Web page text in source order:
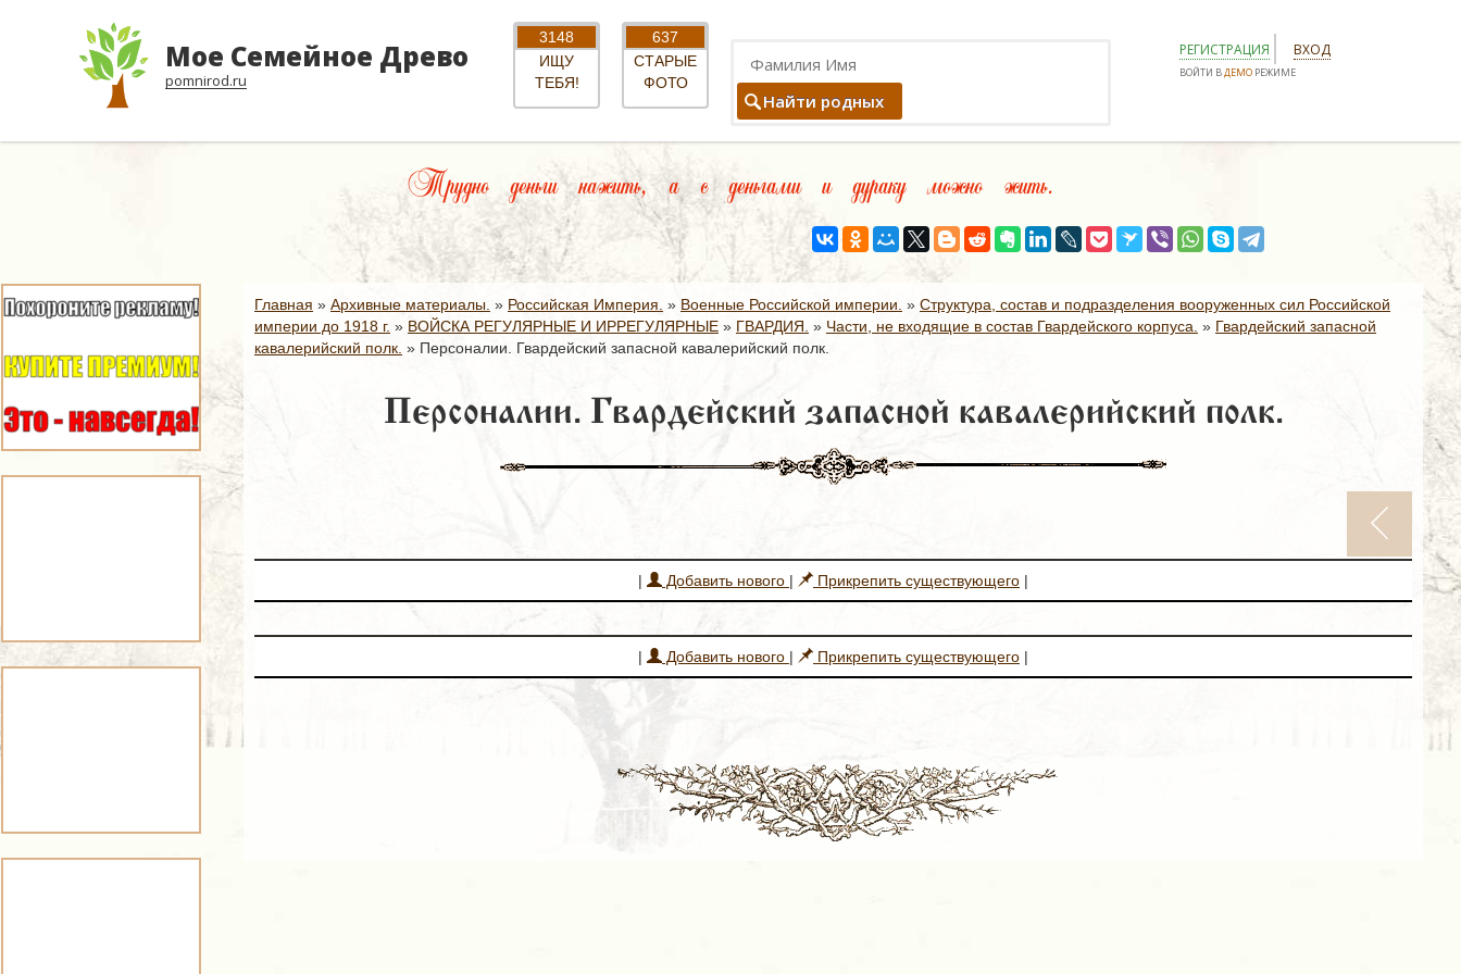
Мое Семейное Древо
pomnirod.ru
3148
ИЩУ
ТЕБЯ!
637
СТАРЫЕ
ФОТО
Найти родных
РЕГИСТРАЦИЯ ВХОД
ВОЙТИ ВДЕМО РЕЖИМЕ
Трудно деньги нажить, а с деньгами и дураку можно жить.
Главная » Архивные материалы. » Российская Империя. » Военные Российской империи. » Структура, состав и подразделения вооруженных сил Российской
империи до 1918 г. » ВОЙСКА РЕГУЛЯРНЫЕ И ИРРЕГУЛЯРНЫЕ » ГВАРДИЯ. » Части, не входящие в состав Гвардейского корпуса. » Гвардейский запасной
кавалерийский полк. » Персоналии. Гвардейский запасной кавалерийский полк.
Персоналии. Гвардейский запасной кавалерийский полк.
| Добавить нового | Прикрепить существующего |
| Добавить нового | Прикрепить существующего |